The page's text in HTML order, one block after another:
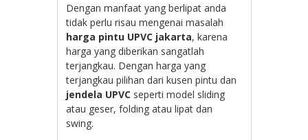
Dengan manfaat yang berlipat anda
tidak perlu risau mengenai masalah
harga pintu UPVC jakarta, karena
harga yang diberikan sangatlah
terjangkau. Dengan harga yang
terjangkau pilihan dari kusen pintu dan
jendela UPVC seperti model sliding
atau geser, folding atau lipat dan
swing.